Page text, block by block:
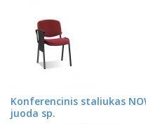
Konferencinis staliukas
juoda sp.